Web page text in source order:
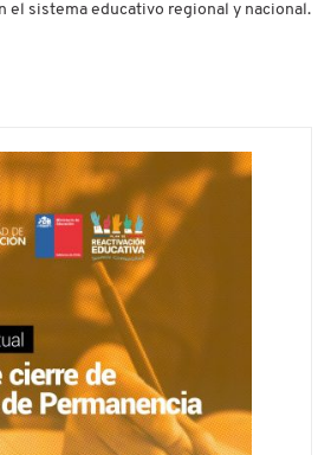
el sistema educativo regional y nacional.